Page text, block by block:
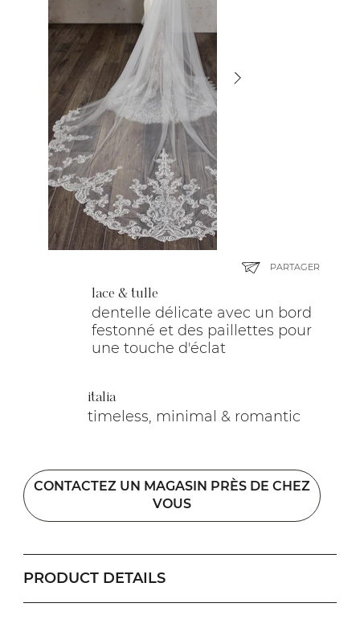
lace & tulle
dentelle délicate avec un bord
festonné et des paillettes pour
une touche d'éclat
italia
timeless, minimal & romantic
CONTACTEZ UN MAGASIN PRÈS DE CHEZ
VOUS
PARTAGER
PRODUCT DETAILS